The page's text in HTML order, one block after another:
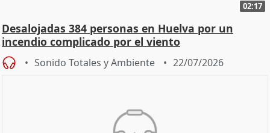
02:17
Desalojadas 384 personas en Huelva por un
incendio complicado por el viento
Sonido Totales y Ambiente 22/07/2026